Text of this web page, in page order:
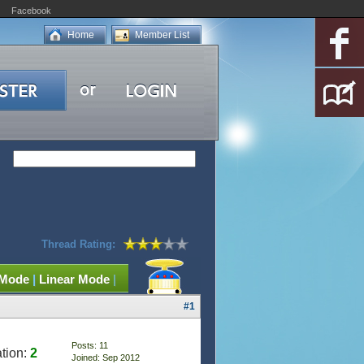
Facebook
Member List
Home
Thread Rating:
| Linear Mode |
#1
2
Posts: 11
Joined: Sep 2012